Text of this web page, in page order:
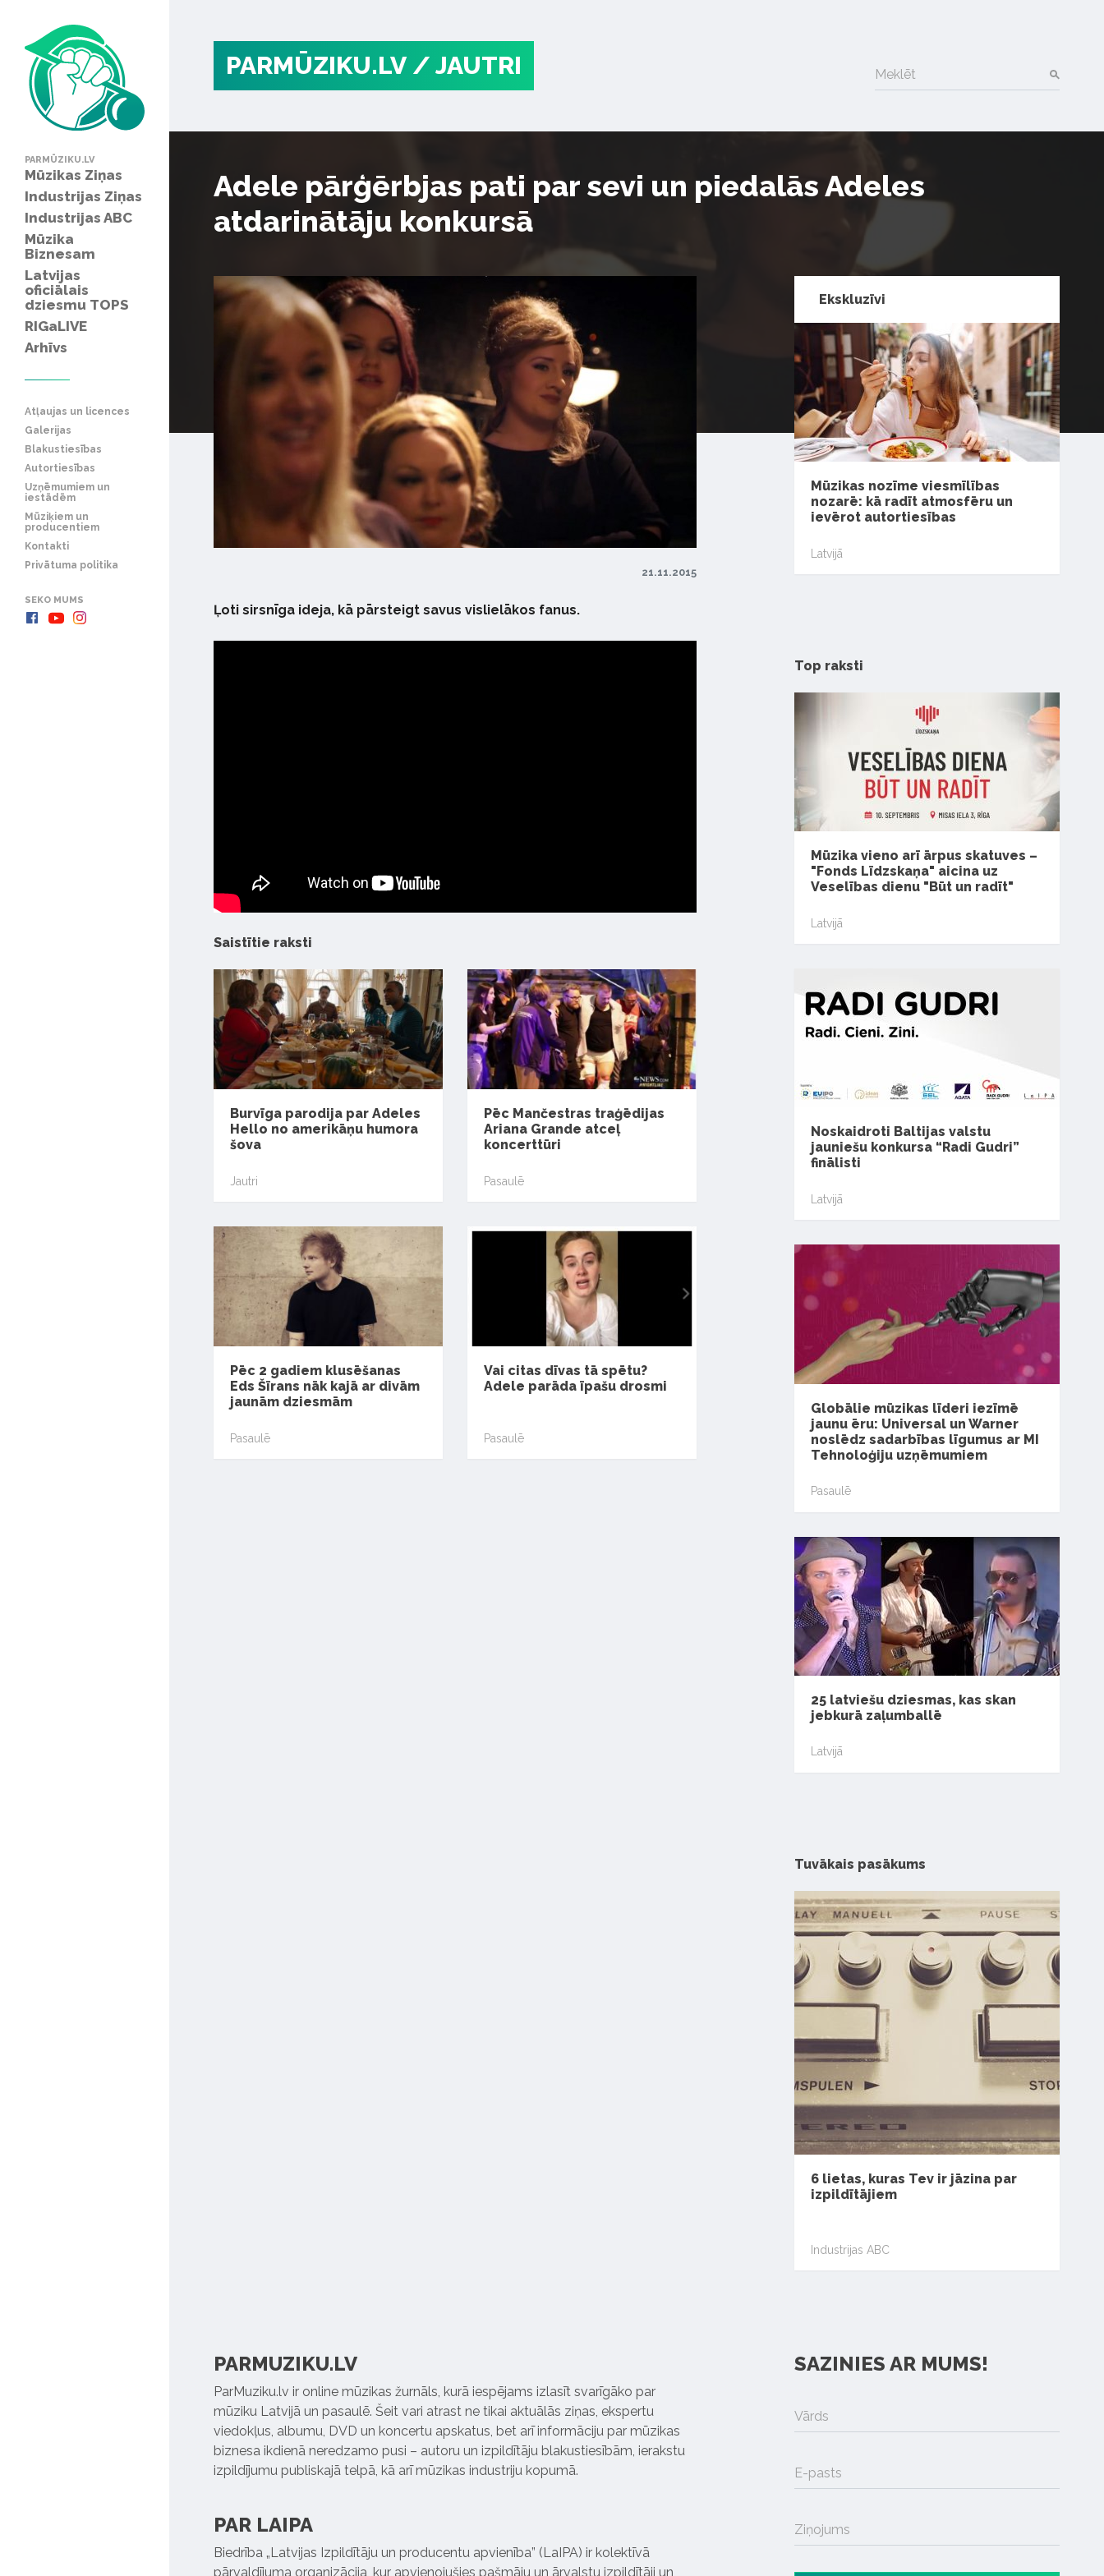
PARMŪZIKU.LV
Mūzikas Ziņas
Industrijas Ziņas
Industrijas ABC
Mūzika
Biznesam
Latvijas
oficiālais
dziesmu TOPS
RIGaLIVE
Arhīvs
Atļaujas un licences
Galerijas
Blakustiesības
Autortiesības
Uzņēmumiem un
iestādēm
Mūziķiem un
producentiem
Kontakti
Privātuma politika
SEKO MUMS
PARMŪZIKU.LV / JAUTRI Meklēt
Adele pārģērbjas pati par sevi un piedalās Adeles
atdarinātāju konkursā
21.11.2015
Ļoti sirsnīga ideja, kā pārsteigt savus vislielākos fanus.
Saistītie raksti
Burvīga parodija par Adeles
Hello no amerikāņu humora
šova
Jautri
Pēc Mančestras traģēdijas
Ariana Grande atceļ
koncerttūri
Pasaulē
Pēc 2 gadiem klusēšanas
Eds Šīrans nāk kajā ar divām
jaunām dziesmām
Pasaulē
Vai citas dīvas tā spētu?
Adele parāda īpašu drosmi
Pasaulē
Ekskluzīvi
Mūzikas nozīme viesmīlības
nozarē: kā radīt atmosfēru un
ievērot autortiesības
Latvijā
Top raksti
Mūzika vieno arī ārpus skatuves –
"Fonds Līdzskaņa" aicina uz
Veselības dienu "Būt un radīt"
Latvijā
Noskaidroti Baltijas valstu
jauniešu konkursa “Radi Gudri”
finālisti
Latvijā
Globālie mūzikas līderi iezīmē
jaunu ēru: Universal un Warner
noslēdz sadarbības līgumus ar MI
Tehnoloģiju uzņēmumiem
Pasaulē
25 latviešu dziesmas, kas skan
jebkurā zaļumballē
Latvijā
Tuvākais pasākums
6 lietas, kuras Tev ir jāzina par
izpildītājiem
Industrijas ABC
PARMUZIKU.LV
ParMuziku.lv ir online mūzikas žurnāls, kurā iespējams izlasīt svarīgāko par
mūziku Latvijā un pasaulē. Šeit vari atrast ne tikai aktuālās ziņas, ekspertu
viedokļus, albumu, DVD un koncertu apskatus, bet arī informāciju par mūzikas
biznesa ikdienā neredzamo pusi – autoru un izpildītāju blakustiesībām, ierakstu
izpildījumu publiskajā telpā, kā arī mūzikas industriju kopumā.
PAR LAIPA
Biedrība „Latvijas Izpildītāju un producentu apvienība” (LaIPA) ir kolektīvā
pārvaldījuma organizācija, kur apvienojušies pašmāju un ārvalstu izpildītāji un
SAZINIES AR MUMS!
Vārds
E-pasts
Ziņojums